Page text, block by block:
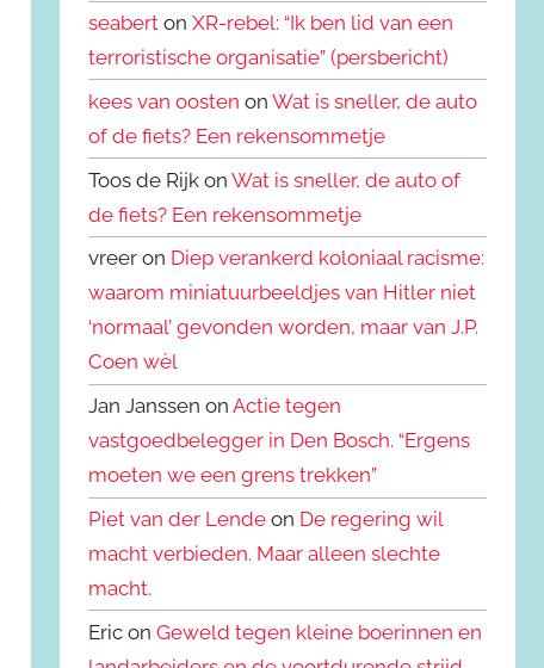
seabert onXR-rebel: “Ik ben lid van een
terroristische organisatie” (persbericht)
kees van oosten onWat is sneller, de auto
of de fiets? Een rekensommetje
Toos de Rijk onWat is sneller, de auto of
de fiets? Een rekensommetje
vreer on Diep verankerd koloniaal racisme:
waarom miniatuurbeeldjes van Hitler niet
‘normaal’ gevonden worden, maar van J.P.
Coen wèl
Jan Janssen onActie tegen
vastgoedbelegger in Den Bosch. “Ergens
moeten we een grens trekken”
Piet van der Lende on De regering wil
macht verbieden. Maar alleen slechte
macht.
Eric onGeweld tegen kleine boerinnen en